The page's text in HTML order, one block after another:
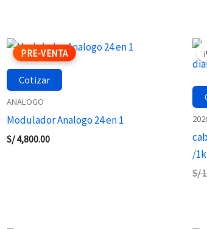
PRE-VENTA
Cotizar
ANALOGO
Modulador Analogo 24 en 1
S/4,800.00
/
S/